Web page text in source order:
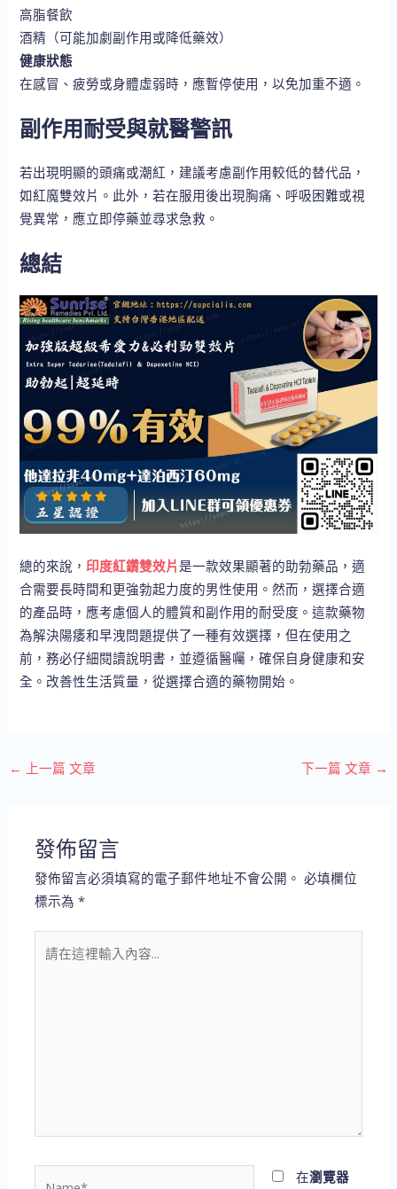
高脂餐飲
酒精（可能加劇副作用或降低藥效）
健康狀態
在感冒、疲勞或身體虛弱時，應暫停使用，以免加重不適。
副作用耐受與就醫警訊
若出現明顯的頭痛或潮紅，建議考慮副作用較低的替代品，
如紅魔雙效片。此外，若在服用後出現胸痛、呼吸困難或視
覺異常，應立即停藥並尋求急救。
總結
總的來說，印度紅鑽雙效片是一款效果顯著的助勃藥品，適
合需要長時間和更強勃起力度的男性使用。然而，選擇合適
的產品時，應考慮個人的體質和副作用的耐受度。這款藥物
為解決陽痿和早洩問題提供了一種有效選擇，但在使用之
前，務必仔細閱讀說明書，並遵循醫囑，確保自身健康和安
全。改善性生活質量，從選擇合適的藥物開始。
← 上一篇 文章 下一篇 文章 →
發佈留言
發佈留言必須填寫的電子郵件地址不會公開。 必填欄位
標示為*
在
在瀏覽器